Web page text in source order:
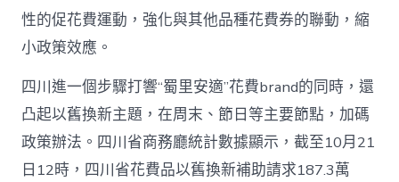
性的促花費運動，強化與其他品種花費券的聯動，縮
小政策效應。
四川進一個步驟打響“蜀里安適”花費brand的同時，還
凸起以舊換新主題，在周末、節日等主要節點，加碼
政策辦法。四川省商務廳統計數據顯示，截至10月21
日12時，四川省花費品以舊換新補助請求187.3萬